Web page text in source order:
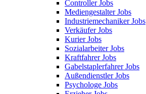
Controller Jobs
Mediengestalter Jobs
Industriemechaniker Jobs
Verkäufer Jobs
Kurier Jobs
Sozialarbeiter Jobs
Kraftfahrer Jobs
Gabelstaplerfahrer Jobs
Außendienstler Jobs
Psychologe Jobs